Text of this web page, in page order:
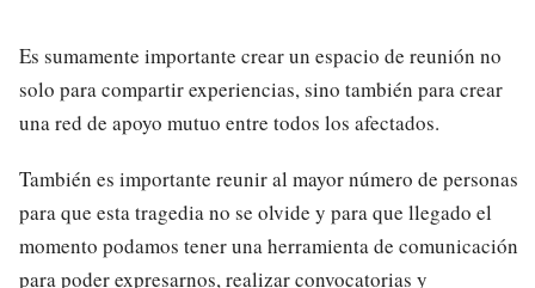
Es sumamente importante crear un espacio de reunión no
solo para compartir experiencias, sino también para crear
una red de apoyo mutuo entre todos los afectados.
También es importante reunir al mayor número de personas
para que esta tragedia no se olvide y para que llegado el
momento podamos tener una herramienta de comunicación
para poder expresarnos, realizar convocatorias y